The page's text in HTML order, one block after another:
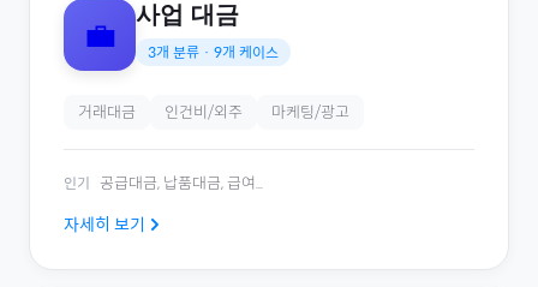
💼 사업 대금
3개 분류 · 9개 케이스
거래대금 인건비/외주 마케팅/광고
인기 공급대금, 납품대금, 급여...
자세히 보기